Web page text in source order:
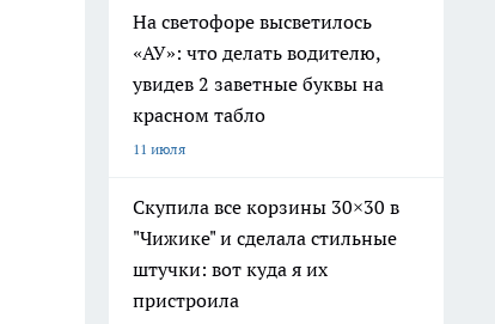
На светофоре высветилось
«АУ»: что делать водителю,
увидев 2 заветные буквы на
красном табло
11 июля
Скупила все корзины 30×30 в
"Чижике" и сделала стильные
штучки: вот куда я их
пристроила